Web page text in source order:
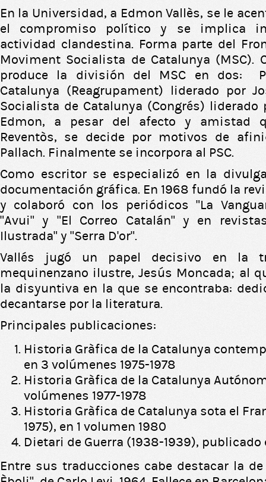
En la Universidad, a Edmon Vallès, se le
el compromiso político y se implica
actividad clandestina. Forma parte del
Moviment Socialista de Catalunya (MSC).
produce la división del MSC en dos:
Catalunya (Reagrupament) liderado por
Socialista de Catalunya (Congrés) liderado
Edmon, a pesar del afecto y amistad
Reventòs, se decide por motivos de
Pallach. Finalmente se incorpora al PSC.
Como escritor se especializó en la
documentación gráfica. En 1968 fundó la
y colaboró con los periódicos "La
"Avui" y "El Correo Catalán" y en
Ilustrada” y "Serra D'or”.
Vallés jugó un papel decisivo en la
mequinenzano ilustre, Jesús Moncada; al
la disyuntiva en la que se encontraba:
decantarse por la literatura.
Principales publicaciones:
Historia Gràfica de la Catalunya
en 3 volúmenes 1975-1978
Historia Gràfica de la Catalunya
volúmenes 1977-1978
Historia Gràfica de Catalunya sota el
1975), en 1 volumen 1980
Dietari de Guerra (1938-1939), publicado
Entre sus traducciones cabe destacar la